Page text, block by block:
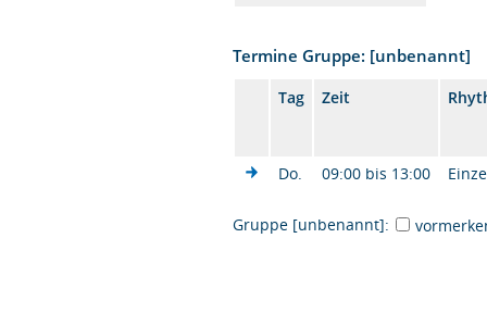
Termine Gruppe: [unbenannt]
Tag Zeit
Do. 09:00 bis 13:00
Gruppe [unbenannt]: